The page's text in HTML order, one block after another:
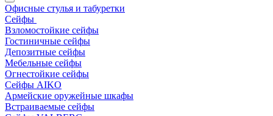
Офисные стулья и табуретки
Сейфы
Взломостойкие сейфы
Гостиничные сейфы
Депозитные сейфы
Мебельные сейфы
Огнестойкие сейфы
Сейфы AIKO
Армейские оружейные шкафы
Встраиваемые сейфы